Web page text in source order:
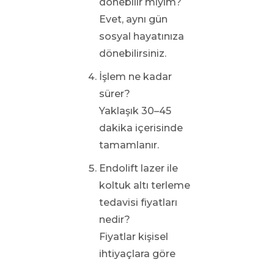
Evet, aynı gün
sosyal hayatınıza
dönebilirsiniz.
İşlem ne kadar
sürer?
Yaklaşık 30–45
dakika içerisinde
tamamlanır.
Endolift lazer ile
koltuk altı terleme
tedavisi fiyatları
nedir?
Fiyatlar kişisel
ihtiyaçlara göre